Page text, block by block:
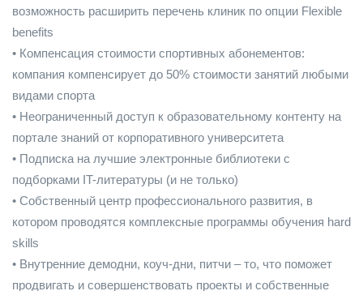
возможность расширить перечень клиник по опции Flexible
benefits
• Компенсация стоимости спортивных абонементов:
компания компенсирует до 50% стоимости занятий любыми
видами спорта
• Неограниченный доступ к образовательному контенту на
портале знаний от корпоративного университета
• Подписка на лучшие электронные библиотеки с
подборками IT-литературы (и не только)
• Собственный центр профессионального развития, в
котором проводятся комплексные программы обучения hard
skills
• Внутренние демодни, коуч-дни, питчи – то, что поможет
продвигать и совершенствовать проекты и собственные